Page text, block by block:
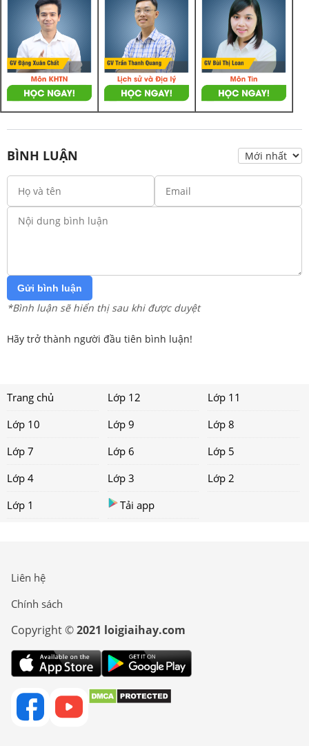
BÌNH LUẬN
Gửi bình luận
*Bình luận sẽ hiển thị sau khi được duyệt
Hãy trở thành người đầu tiên bình luận!
Trang chủ Lớp 12
Lớp 11
Lớp 10
Lớp 9
Lớp 8
Lớp 7
Lớp 6
Lớp 5
Lớp 4
Lớp 3
Lớp 2
Lớp 1
Tải app
Liên hệ
Chính sách
Copyright ©2021 loigiaihay.com